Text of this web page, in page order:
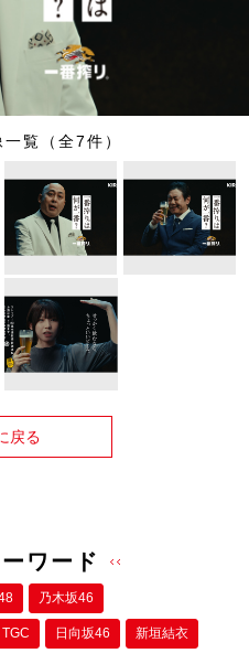
覧（全7件）
戻る
ワード
乃木坂46
TGC 日向坂46 新垣結衣